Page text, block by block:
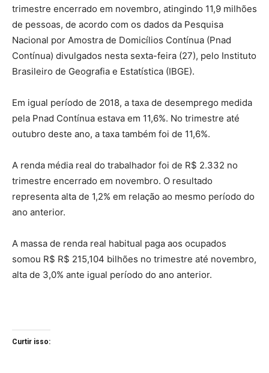
trimestre encerrado em novembro, atingindo 11,9 milhões
de pessoas, de acordo com os dados da Pesquisa
Nacional por Amostra de Domicílios Contínua (Pnad
Contínua) divulgados nesta sexta-feira (27), pelo Instituto
Brasileiro de Geografia e Estatística (IBGE).
Em igual período de 2018, a taxa de desemprego medida
pela Pnad Contínua estava em 11,6%. No trimestre até
outubro deste ano, a taxa também foi de 11,6%.
A renda média real do trabalhador foi de R$ 2.332 no
trimestre encerrado em novembro. O resultado
representa alta de 1,2% em relação ao mesmo período do
ano anterior.
A massa de renda real habitual paga aos ocupados
somou R$ R$ 215,104 bilhões no trimestre até novembro,
alta de 3,0% ante igual período do ano anterior.
Curtir isso: